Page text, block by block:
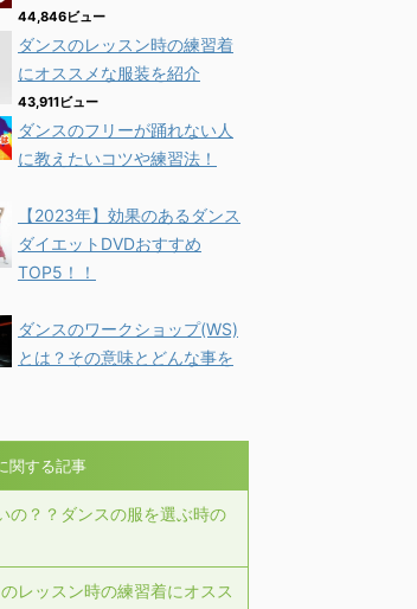
44,846ビュー
ダンスのレッスン時の練習着
にオススメな服装を紹介
43,911ビュー
ダンスのフリーが踊れない人
に教えたいコツや練習法！
【2023年】効果のあるダンス
ダイエットDVDおすすめ
TOP5！！
ダンスのワークショップ(WS)
とは？その意味とどんな事を
関する記事
の？？ダンスの服を選ぶ時の
レッスン時の練習着にオスス